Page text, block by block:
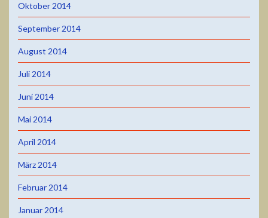
Oktober 2014
September 2014
August 2014
Juli 2014
Juni 2014
Mai 2014
April 2014
März 2014
Februar 2014
Januar 2014